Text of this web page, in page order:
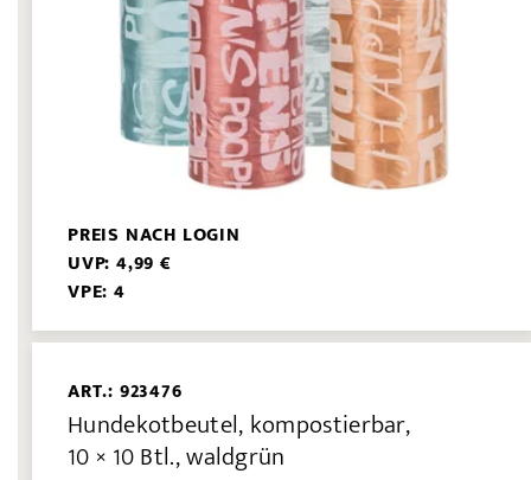
PREIS NACH LOGIN
UVP: 4,99 €
VPE: 4
ART.: 923476
Hundekotbeutel, kompostierbar,
10 × 10 Btl., waldgrün